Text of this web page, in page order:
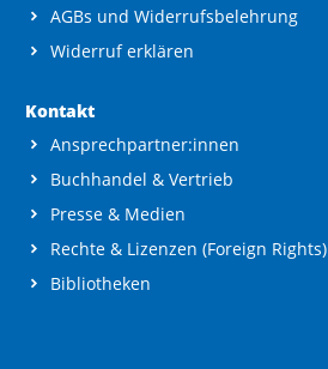
AGBs und Widerrufsbelehrung
Widerruf erklären
Kontakt
Ansprechpartner:innen
Buchhandel & Vertrieb
Presse & Medien
Rechte & Lizenzen (Foreign Rights)
Bibliotheken